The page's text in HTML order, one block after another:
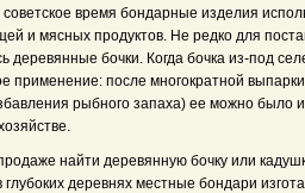
время бондарные изделия
и мясных продуктов. Не редко для
деревянные бочки. Когда бочка из-под
применение: после многократной
рыбного запаха) ее можно было
найти деревянную бочку или
деревнях местные бондари